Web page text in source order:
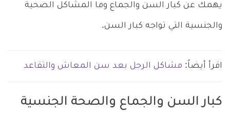
يهمك عن كبار السن والجماع وما المشاكل الصحية
والجنسية التي تواجه كبار السن.
اقرأ أيضاً: مشاكل الرجل بعد سن المعاش والتقاعد
كبار السن والجماع والصحة الجنسية